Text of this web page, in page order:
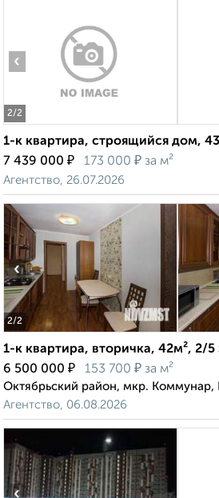
2/2
‹
1-к квартира, строящийся дом,
7 439 000 ₽ 173 000 ₽ за м²
Агентство, 26.07.2026
2/2
‹
1-к квартира, вторичка, 42м², 2/5
6 500 000 ₽ 153 700 ₽ за м²
Октябрьский район, мкр. Коммунар,
Агентство, 06.08.2026
‹